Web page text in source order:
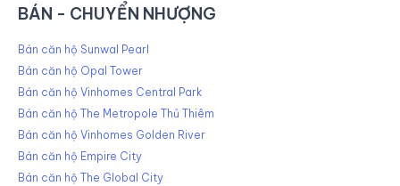
BÁN - CHUYỂN NHƯỢNG
Bán căn hộ Sunwal Pearl
Bán căn hộ Opal Tower
Bán căn hộ Vinhomes Central Park
Bán căn hộ The Metropole Thủ Thiêm
Bán căn hộ Vinhomes Golden River
Bán căn hộ Empire City
Bán căn hộ The Global City